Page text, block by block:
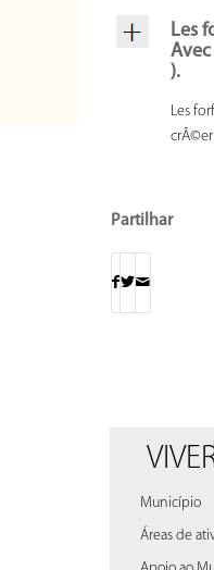
Les
).
Les
crÃ©er
Partilhar
Município
Áreas de